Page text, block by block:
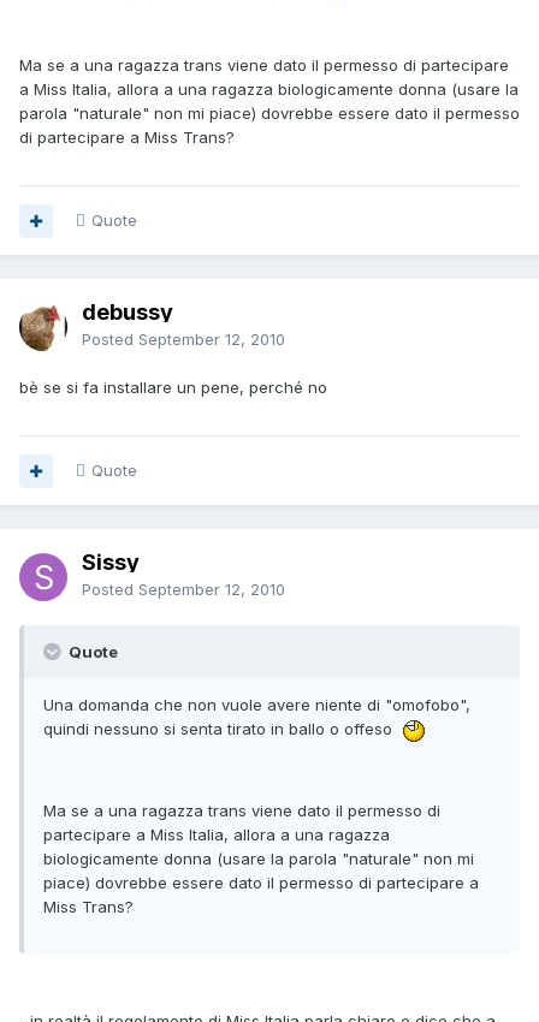
Ma se a una ragazza trans viene dato il permesso di partecipare
a Miss Italia, allora a una ragazza biologicamente donna (usare la
parola "naturale" non mi piace) dovrebbe essere dato il permesso
di partecipare a Miss Trans?
Quote
debussy
Posted September 12, 2010
bè se si fa installare un pene, perché no
Quote
Sissy
Posted September 12, 2010
Quote
Una domanda che non vuole avere niente di "omofobo",
quindi nessuno si senta tirato in ballo o offeso
Ma se a una ragazza trans viene dato il permesso di
partecipare a Miss Italia, allora a una ragazza
biologicamente donna (usare la parola "naturale" non mi
piace) dovrebbe essere dato il permesso di partecipare a
Miss Trans?